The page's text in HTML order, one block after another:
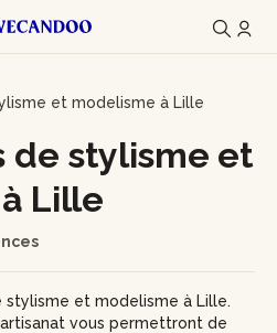
et modelisme à Lille
de stylisme et
Lille
stylisme et modelisme à Lille.
vous permettront de